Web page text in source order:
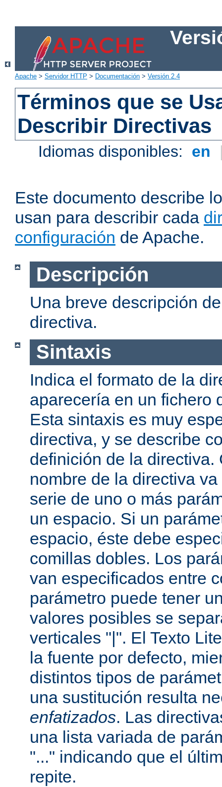
Apache > Servidor HTTP > Documentación > Versión 2.4
Términos que se
Describir Directivas
Idiomas disponibles: en
Este documento describe
usan para describir cada
configuración de Apache.
Descripción
Una breve descripción
directiva.
Sintaxis
Indica el formato de la
aparecería en un fichero
Esta sintaxis es muy
directiva, y se describe
definición de la directiva.
nombre de la directiva
serie de uno o más
un espacio. Si un
espacio, éste debe
comillas dobles. Los
van especificados entre
parámetro puede tener
valores posibles se
verticales "|". El Texto
la fuente por defecto,
distintos tipos de
una sustitución resulta
enfatizados. Las
una lista variada de
"..." indicando que el
repite.